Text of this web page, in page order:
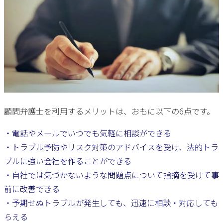
顧問弁護士を利用するメリットは、おもに以下の6点です。
・電話やメールでいつでも気軽に相談ができる
・トラブル予防やリスク対策のアドバイスを受け、法的トラ
ブルに強い会社を作ることができる
・自社では気づかないような問題点について指摘を受けて事
前に改善できる
・予期せぬトラブルが発生しても、迅速に相談・対応しても
らえる